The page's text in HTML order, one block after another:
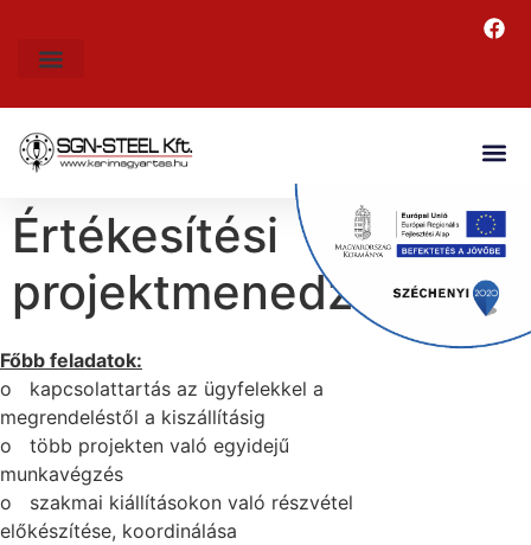
Értékesítési
projektmenedzser
Főbb feladatok:
o kapcsolattartás az ügyfelekkel a
megrendeléstől a kiszállításig
o több projekten való egyidejű
munkavégzés
o szakmai kiállításokon való részvétel
előkészítése, koordinálása